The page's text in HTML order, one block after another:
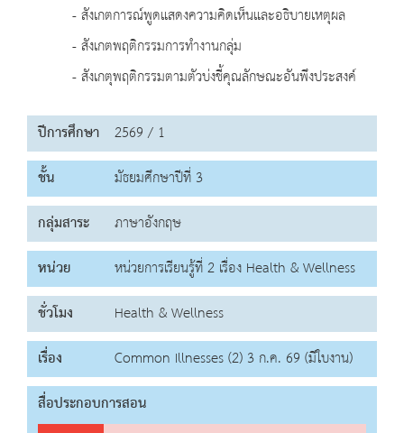
- สังเกตการณ์พูดแสดงความคิดเห็นและอธิบายเหตุผล
- สังเกตพฤติกรรมการทำงานกลุ่ม
- สังเกตุพฤติกรรมตามตัวบ่งชี้คุณลักษณะอันพึงประสงค์
ปีการศึกษา 2569 / 1
ชั้น
มัธยมศึกษาปีที่ 3
กลุ่มสาระ
ภาษาอังกฤษ
หน่วย
หน่วยการเรียนรู้ที่ 2 เรื่อง Health & Wellness
ชั่วโมง
Health & Wellness
เรื่อง
Common Illnesses (2) 3 ก.ค. 69 (มีใบงาน)
สื่อประกอบการสอน